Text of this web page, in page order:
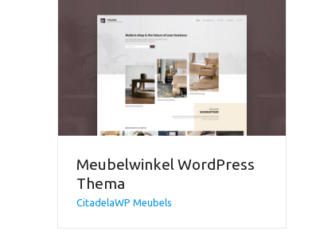
Meubelwinkel WordPress
Thema
CitadelaWP Meubels